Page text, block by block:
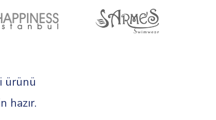
ürünü
hazır.